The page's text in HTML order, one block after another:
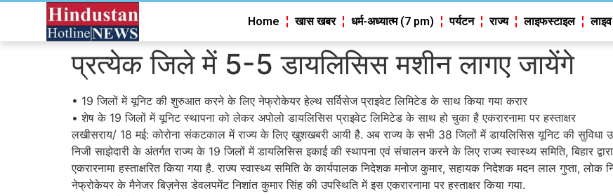
Home खास खबर धर्म-अध्यात्म (7 pm) पर्यटन राज्य लाइफस्टाइल लाइव
प्रत्येक जिले में 5-5 डायलिसिस मशीन लागए जायेंगे
• 19 जिलों में यूनिट की शुरुआत करने के लिए नेफ्रोकेयर हेल्थ सर्विसेज प्राइवेट लिमिटेड के साथ किया गया करार
• शेष के 19 जिलों में यूनिट स्थापना को लेकर अपोलो डायलिसिस प्राइवेट लिमिटेड के साथ हो चुका है एकरारनामा पर हस्ताक्षर
लखीसराय/ 18 मई: कोरोना संकटकाल में राज्य के लिए खुशखबरी आयी है. अब राज्य के सभी 38 जिलों में डायलिसिस यूनिट की सुविधा
निजी साझेदारी के अंतर्गत राज्य के 19 जिलों में डायलिसिस इकाई की स्थापना एवं संचालन करने के लिए राज्य स्वास्थ्य समिति, बिहार
एकरारनामा हस्ताक्षरित किया गया है. राज्य स्वास्थ्य समिति के कार्यपालक निदेशक मनोज कुमार, सहायक निदेशक मदन लाल गुप्ता, लोक
नेफ्रोकेयर के मैनेजर बिज़नेस डेवलपमेंट निशांत कुमार सिंह की उपस्थिति में इस एकरारनामा पर हस्ताक्षर किया गया.